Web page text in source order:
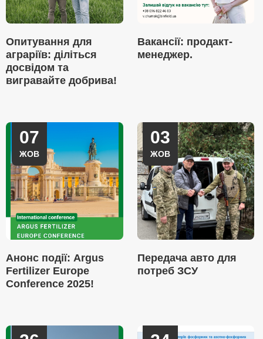
Опитування для
аграріїв: діліться
досвідом та
вигравайте добрива!
Вакансії: продакт-
менеджер.
07
ЖОВ
Анонс події: Argus
Fertilizer Europe
Conference 2025!
03
ЖОВ
Передача авто для
потреб ЗСУ